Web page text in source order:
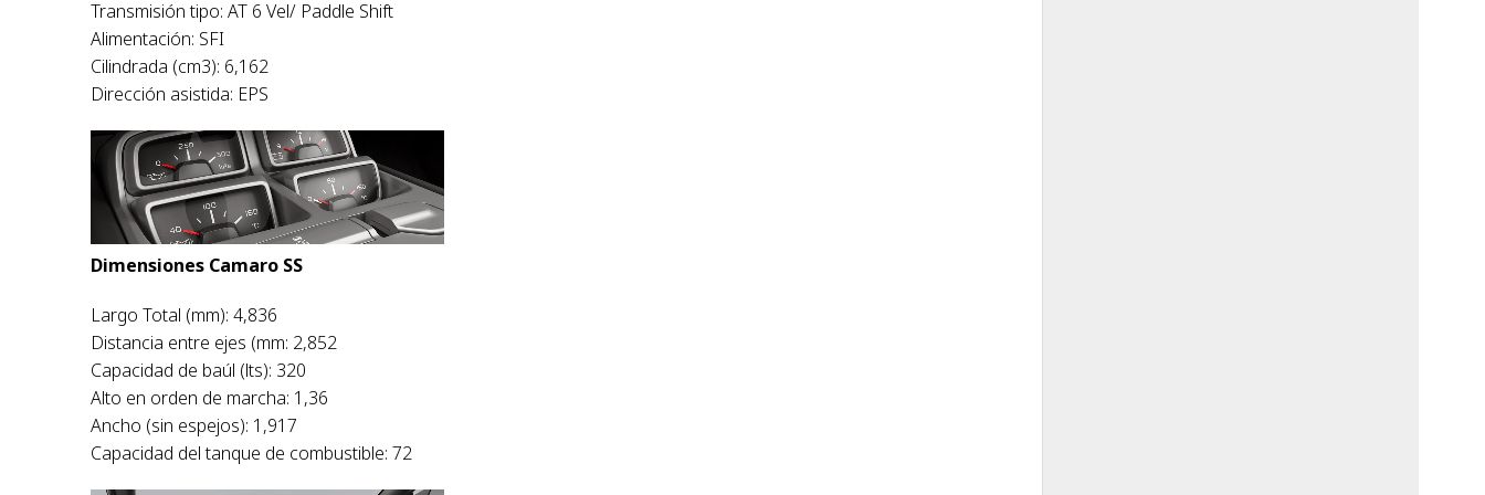
Transmisión tipo: AT 6 Vel/ Paddle Shift
Alimentación: SFI
Cilindrada (cm3): 6,162
Dirección asistida: EPS
Dimensiones Camaro SS
Largo Total (mm): 4,836
Distancia entre ejes (mm: 2,852
Capacidad de baúl (lts): 320
Alto en orden de marcha: 1,36
Ancho (sin espejos): 1,917
Capacidad del tanque de combustible: 72